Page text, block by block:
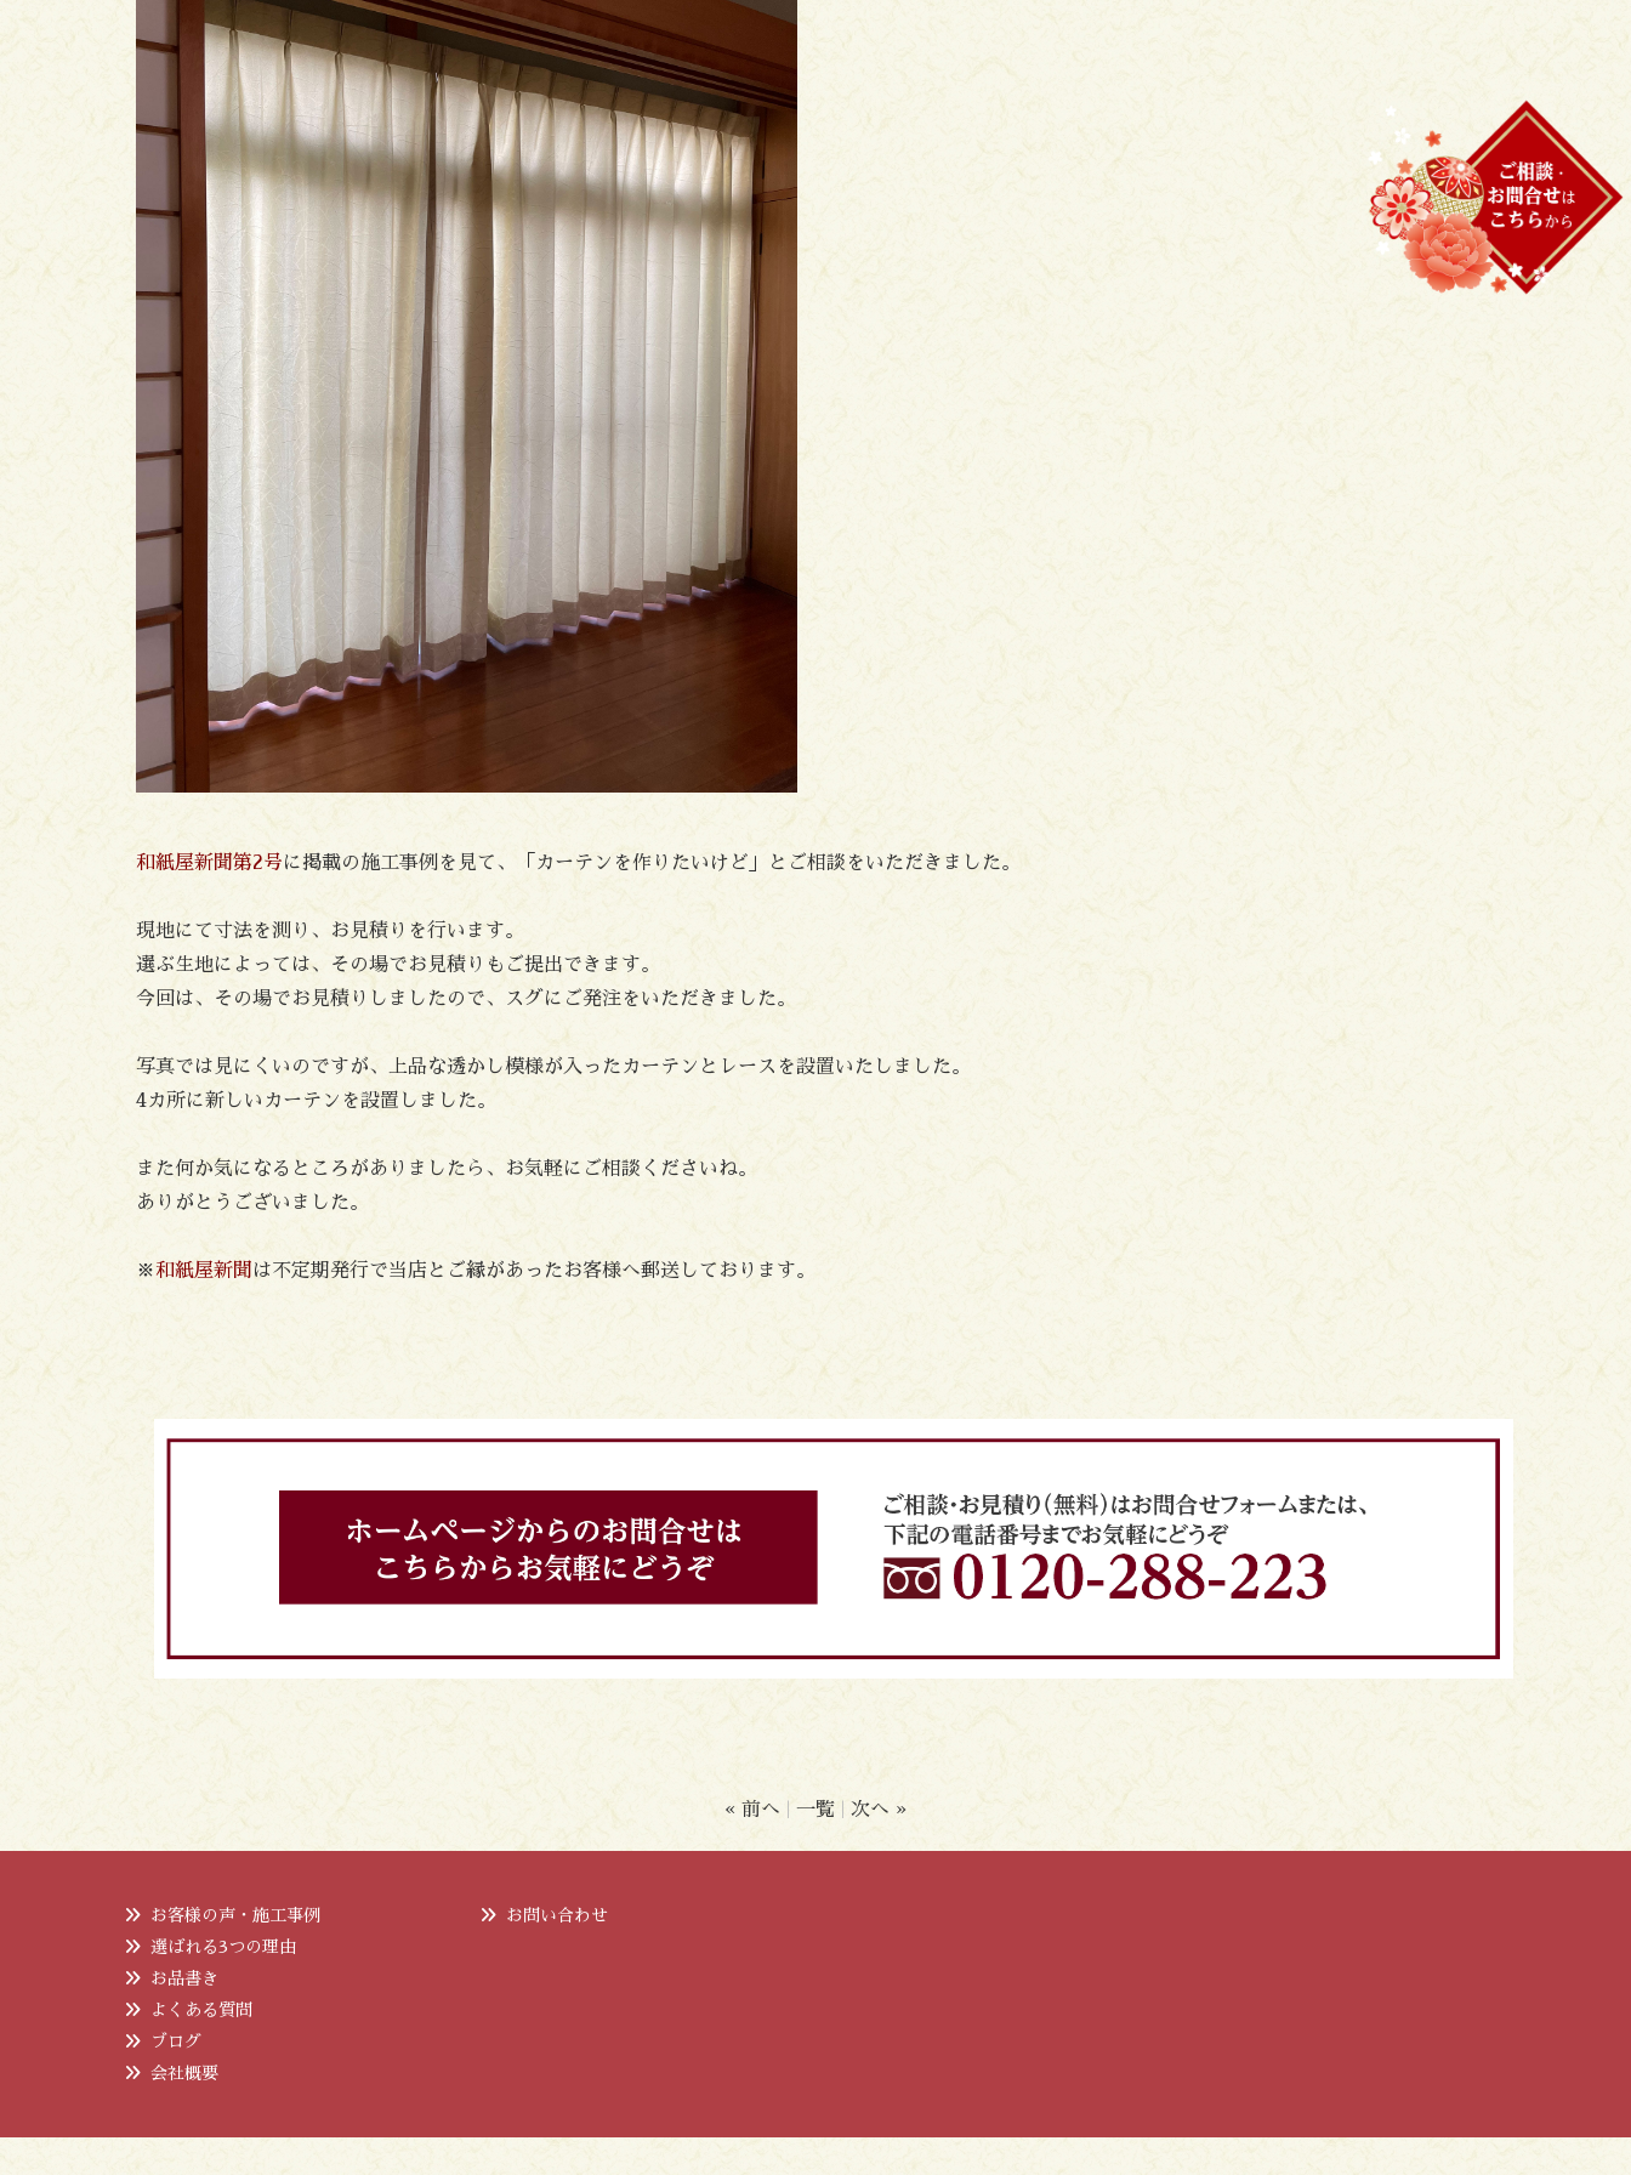
和紙屋新聞第2号に掲載の施工事例を見て、「カーテンを作りたいけど」とご相談をいただきました。
現地にて寸法を測り、お見積りを行います。
選ぶ生地によっては、その場でお見積りもご提出できます。
今回は、その場でお見積りしましたので、スグにご発注をいただきました。
写真では見にくいのですが、上品な透かし模様が入ったカーテンとレースを設置いたしました。
4カ所に新しいカーテンを設置しました。
また何か気になるところがありましたら、お気軽にご相談くださいね。
ありがとうございました。
※和紙屋新聞は不定期発行で当店とご縁があったお客様へ郵送しております。
« 前へ 一覧 次へ »
お客様の声・施工事例
選ばれる3つの理由
お品書き
よくある質問
ブログ
会社概要
お問い合わせ